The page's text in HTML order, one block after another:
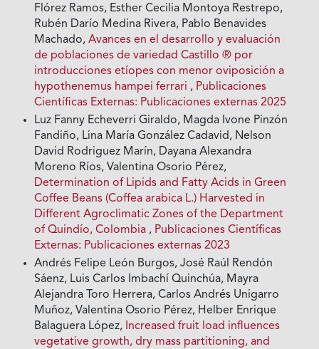
Flórez Ramos, Esther Cecilia Montoya Restrepo,
Rubén Darío Medina Rivera, Pablo Benavides
Machado,Avances en el desarrollo y evaluación
de poblaciones de variedad Castillo ® por
introducciones etíopes con menor oviposición a
hypothenemus hampei ferrari , Publicaciones
Científicas Externas: Publicaciones externas 2025
Luz Fanny Echeverri Giraldo, Magda Ivone Pinzón
Fandiño, Lina María González Cadavid, Nelson
David Rodriguez Marín, Dayana Alexandra
Moreno Ríos, Valentina Osorio Pérez,
Determination of Lipids and Fatty Acids in Green
Coffee Beans (Coffea arabica L.) Harvested in
Different Agroclimatic Zones of the Department
of Quindío, Colombia , Publicaciones Científicas
Externas: Publicaciones externas 2023
Andrés Felipe León Burgos, José Raúl Rendón
Sáenz, Luis Carlos Imbachí Quinchúa, Mayra
Alejandra Toro Herrera, Carlos Andrés Unigarro
Muñoz, Valentina Osorio Pérez, Helber Enrique
Balaguera López, Increased fruit load influences
vegetative growth, dry mass partitioning, and